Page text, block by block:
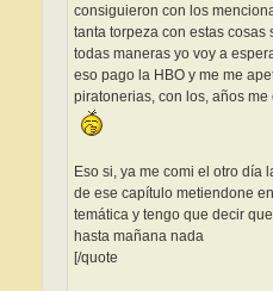
consiguieron con los
tanta torpeza con estas cosas
todas maneras yo voy a
eso pago la HBO y me me
piratonerias, con los, años
Eso si, ya me comi el otro día
de ese capítulo metiendone
temática y tengo que decir
hasta mañana nada
[/quote